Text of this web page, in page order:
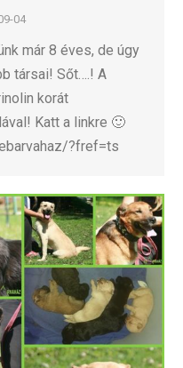
04
már 8 éves, de úgy
társai! Sőt….! A
korát
Katt a linkre 🙂
?fref=ts